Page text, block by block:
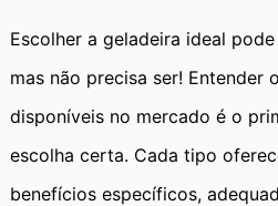
Escolher a geladeira ideal
mas não precisa ser! Entender
disponíveis no mercado é o
escolha certa. Cada tipo
benefícios específicos,